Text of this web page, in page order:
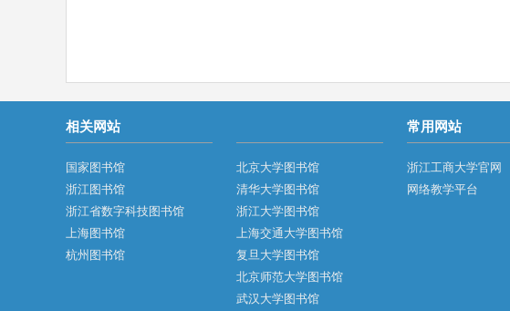
相关网站
国家图书馆
浙江图书馆
浙江省数字科技图书馆
上海图书馆
杭州图书馆
北京大学图书馆
清华大学图书馆
浙江大学图书馆
上海交通大学图书馆
复旦大学图书馆
北京师范大学图书馆
武汉大学图书馆
常用网站
浙江工商大学官网
网络教学平台